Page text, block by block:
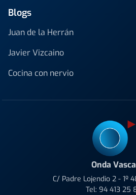
Blogs
Juan de la Herrán
Javier Vizcaino
Cocina con nervio
Onda Vasca
C/ Padre Lojendio 2 - 1º
Tel: 94 413 25